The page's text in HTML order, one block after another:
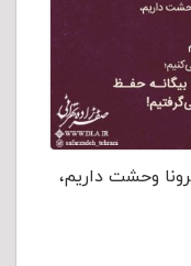
وحشت داریم،